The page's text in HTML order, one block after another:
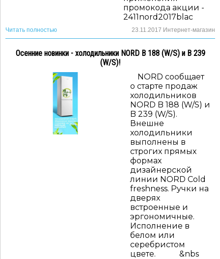
промокода акции -
2411nord2017blac
Читать полностью 23.11.2017 Интернет-магазин
Осенние новинки - холодильники NORD B 188 (W/S) и B 239
(W/S)!
NORD сообщает
о старте продаж
холодильников
NORD B 188 (W/S) и
B 239 (W/S).
Внешне
холодильники
выполнены в
строгих прямых
формах
дизайнерской
линии NORD Cold
freshness. Ручки на
дверях
встроенные и
эргономичные.
Исполнение в
белом или
серебристом
цвете. &nbs